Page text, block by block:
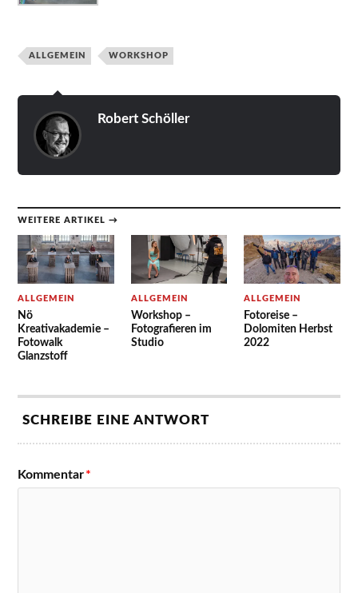
ALLGEMEIN WORKSHOP
Robert Schöller
WEITERE ARTIKEL →
ALLGEMEIN
Nö
Kreativakademie –
Fotowalk
Glanzstoff
ALLGEMEIN
Workshop –
Fotografieren im
Studio
ALLGEMEIN
Fotoreise –
Dolomiten Herbst
2022
SCHREIBE EINE ANTWORT
Kommentar*